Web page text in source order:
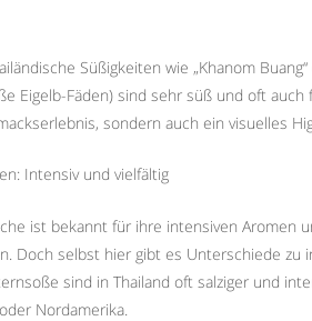
Süßigkeiten wie „Khanom
Eigelb-Fäden) sind sehr süß und oft
sondern auch ein visuelles
Intensiv und vielfältig
ist bekannt für ihre intensiven Aromen
Doch selbst hier gibt es Unterschiede zu
sind in Thailand oft salziger und
Nordamerika.